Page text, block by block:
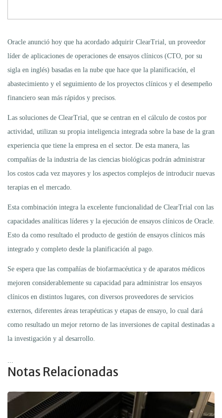
Oracle anunció hoy que ha acordado adquirir ClearTrial, un proveedor
líder de aplicaciones de operaciones de ensayos clínicos (CTO, por su
sigla en inglés) basadas en la nube que hace que la planificación, el
abastecimiento y el seguimiento de los proyectos clínicos y el desempeño
financiero sean más rápidos y precisos.
Las soluciones de ClearTrial, que se centran en el cálculo de costos por
actividad, utilizan su propia inteligencia integrada sobre la base de la gran
experiencia que tiene la empresa en el sector. De esta manera, las
compañías de la industria de las ciencias biológicas podrán administrar
los costos cada vez mayores y los aspectos complejos de introducir nuevas
terapias en el mercado.
Esta combinación integra la excelente funcionalidad de ClearTrial con las
capacidades analíticas líderes y la ejecución de ensayos clínicos de Oracle.
Esto da como resultado el producto de gestión de ensayos clínicos más
integrado y completo desde la planificación al pago.
Se espera que las compañías de biofarmacéutica y de aparatos médicos
mejoren considerablemente su capacidad para administrar los ensayos
clínicos en distintos lugares, con diversos proveedores de servicios
externos, diferentes áreas terapéuticas y etapas de ensayo, lo cual dará
como resultado un mejor retorno de las inversiones de capital destinadas a
la investigación y al desarrollo.
Notas Relacionadas